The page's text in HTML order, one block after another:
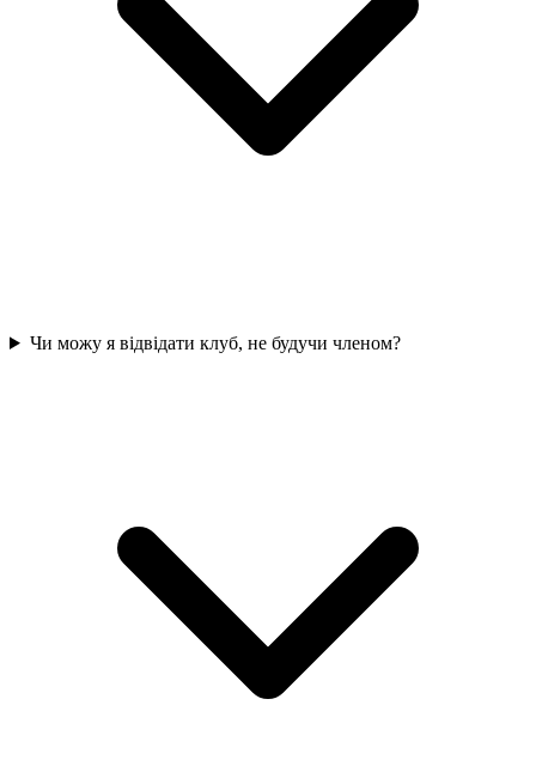
Чи можу я відвідати клуб, не будучи членом?